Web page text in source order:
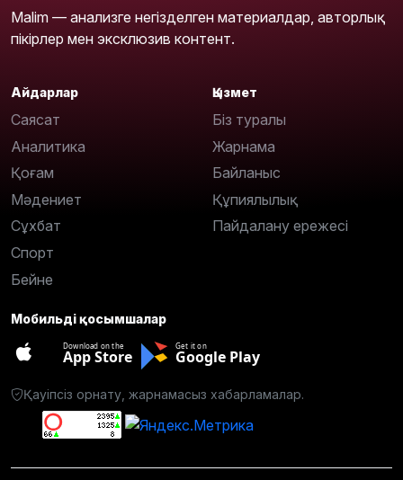
Malim — анализге негізделген материалдар, авторлық
пікірлер мен эксклюзив контент.
Айдарлар
Саясат
Аналитика
Қоғам
Мәдениет
Сұхбат
Спорт
Бейне
Қызмет
Біз туралы
Жарнама
Байланыс
Құпиялылық
Пайдалану ережесі
Мобильді қосымшалар
Download on the
App Store
Get it on
Google Play
Қауіпсіз орнату, жарнамасыз хабарламалар.